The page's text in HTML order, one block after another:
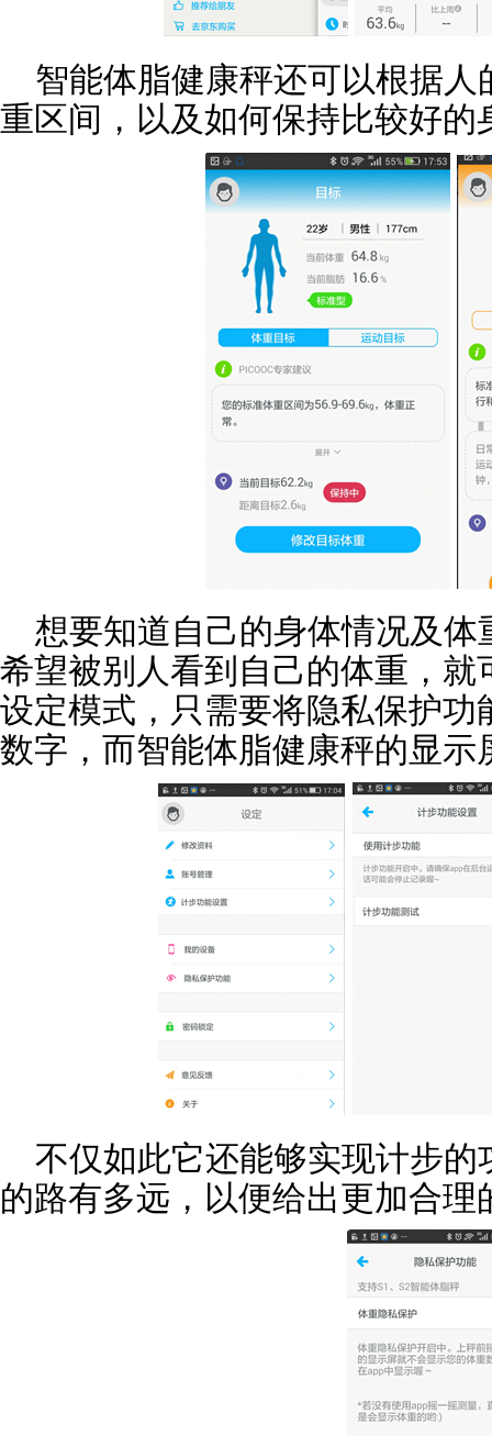
智能体脂健康秤还可以根据
重区间，以及如何保持比较好的
想要知道自己的身体情况及
希望被别人看到自己的体重，
设定模式，只需要将隐私保护
数字，而智能体脂健康秤的显示
不仅如此它还能够实现计步
的路有多远，以便给出更加合理